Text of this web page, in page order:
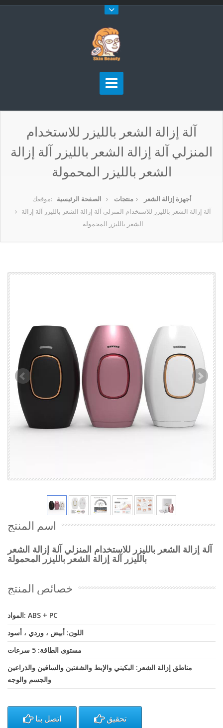
آلة إزالة الشعر بالليزر للاستخدام
المنزلي آلة إزالة الشعر بالليزر آلة إزالة
الشعر بالليزر المحمولة
موقعك: الصفحة الرئيسية منتجات
أجهزة إزالة الشعر
آلة إزالة الشعر بالليزر للاستخدام المنزلي آلة إزالة الشعر بالليزر آلة إزالة
الشعر بالليزر المحمولة
اسم المنتج
آلة إزالة الشعر بالليزر للاستخدام المنزلي آلة إزالة الشعر
بالليزر آلة إزالة الشعر بالليزر المحمولة
خصائص المنتج
المواد: ABS + PC
اللون: أبيض ، وردي ، أسود
مستوى الطاقة: 5 سرعات
مناطق إزالة الشعر: البكيني والإبط والشفتين والساقين والذراعين
والجسم والوجه
اتصل بنا تحقيق